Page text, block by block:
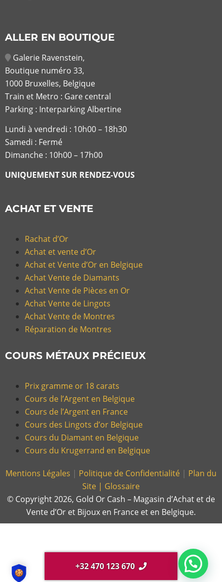
+32 470 123 670
ALLER EN BOUTIQUE
Galerie Ravenstein,
Boutique numéro 33,
1000 Bruxelles, Belgique
Train et Metro : Gare central
Parking : Interparking Albertine
Lundi à vendredi : 10h00 – 18h30
Samedi : Fermé
Dimanche : 10h00 – 17h00
UNIQUEMENT SUR RENDEZ-VOUS
ACHAT ET VENTE
Rachat d’Or
Achat et vente d’Or
Achat et Vente d’Or en Belgique
Achat Vente de Diamants
Achat Vente de Pièces en Or
Achat Vente de Lingots
Achat Vente de Montres
Réparation de Montres
COURS MÉTAUX PRÉCIEUX
Prix gramme or 18 carats
Cours de l’Argent en Belgique
Cours de l’Argent en France
Cours des Lingots d’or Belgique
Cours du Diamant en Belgique
Cours du Krugerrand en Belgique
Mentions Légales | Politique de Confidentialité | Plan du
Site | Glossaire
© Copyright 2026, Gold Or Cash – Magasin d’Achat et de
Vente d’Or et Bijoux en France et en Belgique.